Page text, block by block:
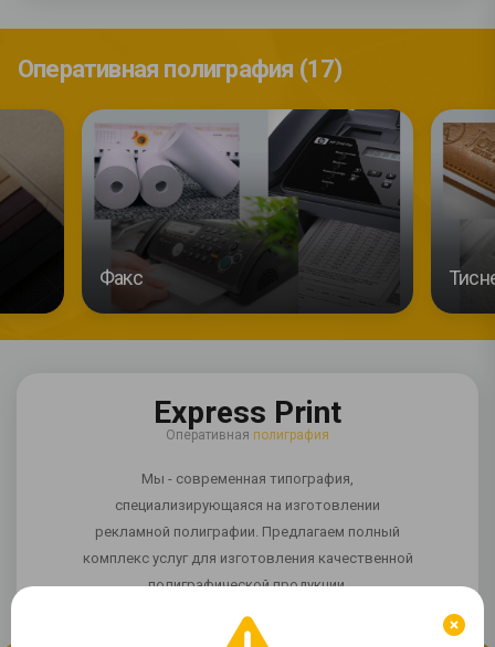
Оперативная полиграфия (17)
Факс
Express Print
Оперативная полиграфия
Мы - современная типография,
специализирующаяся на изготовлении
рекламной полиграфии. Предлагаем полный
комплекс услуг для изготовления качественной
полиграфической продукции.